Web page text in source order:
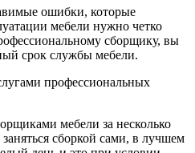
ошибки, которые
мебели нужно четко
сборщику, вы
срок службы мебели.
профессиональных
мебели за несколько
сборкой сами, в лучшем